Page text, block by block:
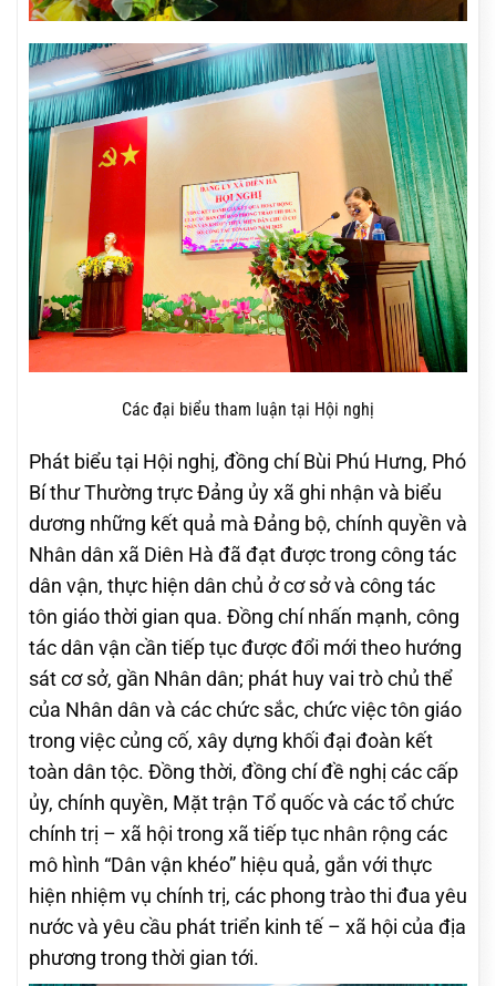
Các đại biểu tham luận tại Hội nghị
Phát biểu tại Hội nghị, đồng chí Bùi Phú Hưng, Phó
Bí thư Thường trực Đảng ủy xã ghi nhận và biểu
dương những kết quả mà Đảng bộ, chính quyền và
Nhân dân xã Diên Hà đã đạt được trong công tác
dân vận, thực hiện dân chủ ở cơ sở và công tác
tôn giáo thời gian qua. Đồng chí nhấn mạnh, công
tác dân vận cần tiếp tục được đổi mới theo hướng
sát cơ sở, gần Nhân dân; phát huy vai trò chủ thể
của Nhân dân và các chức sắc, chức việc tôn giáo
trong việc củng cố, xây dựng khối đại đoàn kết
toàn dân tộc. Đồng thời, đồng chí đề nghị các cấp
ủy, chính quyền, Mặt trận Tổ quốc và các tổ chức
chính trị – xã hội trong xã tiếp tục nhân rộng các
mô hình “Dân vận khéo” hiệu quả, gắn với thực
hiện nhiệm vụ chính trị, các phong trào thi đua yêu
nước và yêu cầu phát triển kinh tế – xã hội của địa
phương trong thời gian tới.